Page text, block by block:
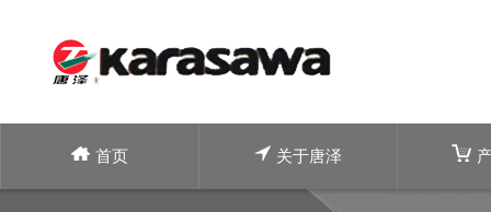
首页 关于唐泽